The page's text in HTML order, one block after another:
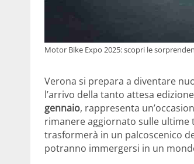
Motor Bike Expo 2025: scopri le
Verona si prepara a diventare
l’arrivo della tanto attesa
gennaio, rappresenta
rimanere aggiornato sulle ultime
trasformerà in un palcoscenico
potranno immergersi in un